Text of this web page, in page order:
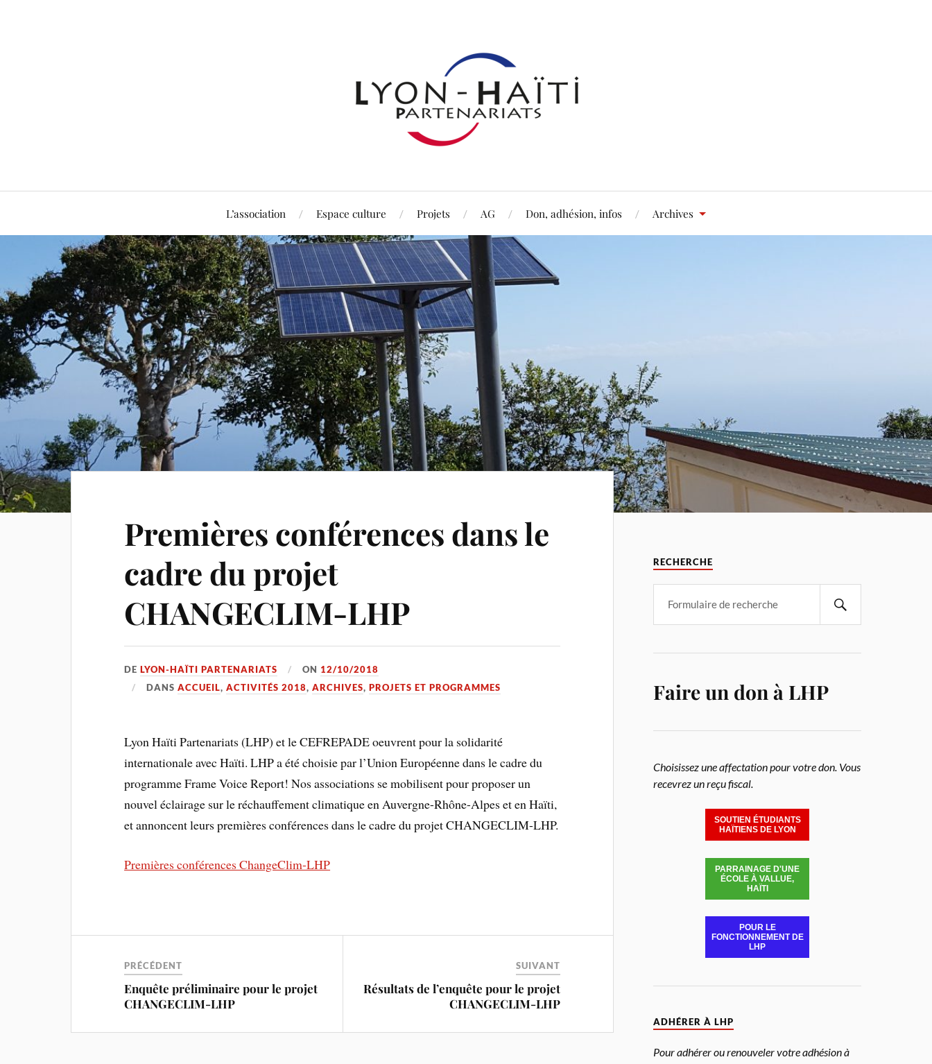
L’association Espace culture Projets AG Don, adhésion, infos Archives
Premières conférences dans le
cadre du projet
CHANGECLIM-LHP
DELYON-HAÏTI PARTENARIATS ON 12/10/2018
DANSACCUEIL,ACTIVITÉS 2018,ARCHIVES,PROJETS ET PROGRAMMES
Lyon Haïti Partenariats (LHP) et le CEFREPADE oeuvrent pour la solidarité
internationale avec Haïti. LHP a été choisie par l’Union Européenne dans le cadre du
programme Frame Voice Report! Nos associations se mobilisent pour proposer un
nouvel éclairage sur le réchauffement climatique en Auvergne-Rhône-Alpes et en Haïti,
et annoncent leurs premières conférences dans le cadre du projet CHANGECLIM-LHP.
Premières conférences ChangeClim-LHP
PRÉCÉDENT
Enquête préliminaire pour le projet
CHANGECLIM-LHP
SUIVANT
Résultats de l’enquête pour le projet
CHANGECLIM-LHP
RECHERCHE
Faire un don à LHP
Choisissez une affectation pour votre don. Vous
recevrez un reçu fiscal.
SOUTIEN ÉTUDIANTS
HAÏTIENS DE LYON
PARRAINAGE D'UNE
ÉCOLE À VALLUE,
HAÏTI
POUR LE
FONCTIONNEMENT DE
LHP
ADHÉRER À LHP
Pour adhérer ou renouveler votre adhésion à